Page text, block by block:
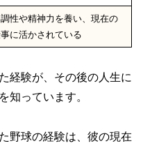
性や精神力を養い、現在の
に活かされている
経験が、その後の人生に
知っています。
野球の経験は、彼の現在